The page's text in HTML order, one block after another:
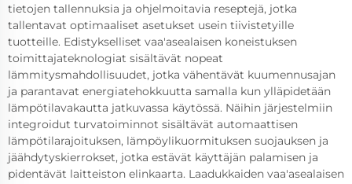
tietojen tallennuksia ja ohjelmoitavia reseptejä, jotka
tallentavat optimaaliset asetukset usein tiivistetyille
tuotteille. Edistykselliset vaa'asealaisen koneistuksen
toimittajateknologiat sisältävät nopeat
lämmitysmahdollisuudet, jotka vähentävät kuumennusajan
ja parantavat energiatehokkuutta samalla kun ylläpidetään
lämpötilavakautta jatkuvassa käytössä. Näihin järjestelmiin
integroidut turvatoiminnot sisältävät automaattisen
lämpötilarajoituksen, lämpöylikuormituksen suojauksen ja
jäähdytyskierrokset, jotka estävät käyttäjän palamisen ja
pidentävät laitteiston elinkaarta. Laadukkaiden vaa'asealaisen